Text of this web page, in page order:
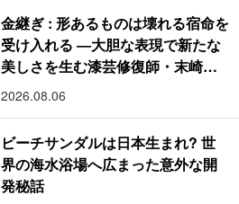
金継ぎ : 形あるものは壊れる宿命を
受け入れる ―大胆な表現で新たな
美しさを生む漆芸修復師・末崎広
樹
2026.08.06
ビーチサンダルは日本生まれ? 世
界の海水浴場へ広まった意外な開
発秘話